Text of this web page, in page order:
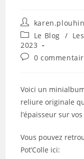
Auteur/autrice
de
la
publication :
Post
category:
Le Blog /
2023
Commentaires
publication :
0
Voici un
reliure originale
l’épaisseur sur
Vous pouvez
Pot’Colle ici: